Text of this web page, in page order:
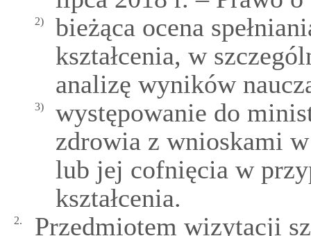
2)
bieżąca ocena
kształcenia, w
analizę wyników
3)
występowanie do
zdrowia z wnioskami
lub jej cofnięcia w
kształcenia.
2.
Przedmiotem wizytacji